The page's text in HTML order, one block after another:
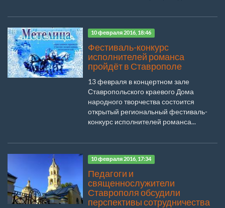
10 февраля 2016, 18:46
Фестиваль-конкурс
исполнителей романса
пройдёт в Ставрополе
13 февраля в концертном зале
Ставропольского краевого Дома
народного творчества состоится
открытый региональный фестиваль-
конкурс исполнителей романса...
10 февраля 2016, 17:34
Педагоги и
священнослужители
Ставрополя обсудили
перспективы сотрудничества